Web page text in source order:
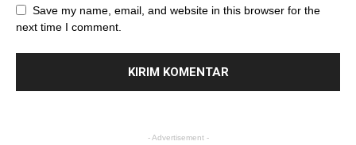
Save my name, email, and website in this browser for the
next time I comment.
- Advertisement -